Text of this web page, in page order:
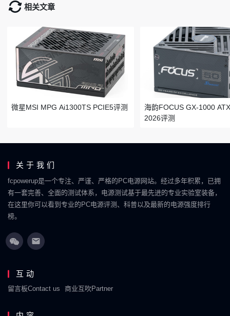
相关文章
微星MSI MPG Ai1300TS PCIE5评测
海韵FOCUS GX-1000
2026评测
关于我们
fcpowerup是一个专注、严谨、严格的PC电源网站。经过多年积累，已拥
有一套完善、全面的测试体系，电源测试基于最先进的专业实验室装备，
在这里你可以看到专业的PC电源评测、科普以及最新的电源强度排行
榜。
互动
留言板Contact us 商业互吹Partner